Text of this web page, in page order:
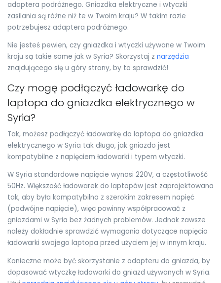
adaptera podróżnego. Gniazdka elektryczne i wtyczki
zasilania są różne niż te w Twoim kraju? W takim razie
potrzebujesz adaptera podróżnego.
Nie jesteś pewien, czy gniazdka i wtyczki używane w Twoim
kraju są takie same jak w Syria? Skorzystaj z narzędzia
znajdującego się u góry strony, by to sprawdzić!
Czy mogę podłączyć ładowarkę do
laptopa do gniazdka elektrycznego w
Syria?
Tak, możesz podłączyć ładowarkę do laptopa do gniazdka
elektrycznego w Syria tak długo, jak gniazdo jest
kompatybilne z napięciem ładowarki i typem wtyczki.
W Syria standardowe napięcie wynosi 220V, a częstotliwość
50Hz. Większość ładowarek do laptopów jest zaprojektowana
tak, aby była kompatybilna z szerokim zakresem napięć
(podwójne napięcie), więc powinny współpracować z
gniazdami w Syria bez żadnych problemów. Jednak zawsze
należy dokładnie sprawdzić wymagania dotyczące napięcia
ładowarki swojego laptopa przed użyciem jej w innym kraju.
Konieczne może być skorzystanie z adapteru do gniazda, by
dopasować wtyczkę ładowarki do gniazd używanych w Syria.